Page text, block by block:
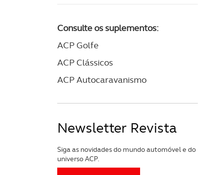
Consulte os suplementos:
ACP Golfe
ACP Clássicos
ACP Autocaravanismo
Newsletter Revista
Siga as novidades do mundo automóvel e do
universo ACP.